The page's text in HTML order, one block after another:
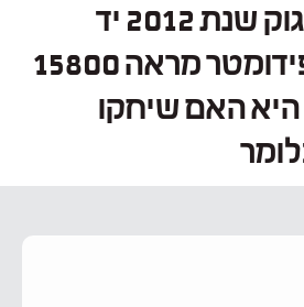
ברצוני לקנות גוק שנת 2012 יד
ראשונה והספידומטר מראה 15800
האם שיחקו